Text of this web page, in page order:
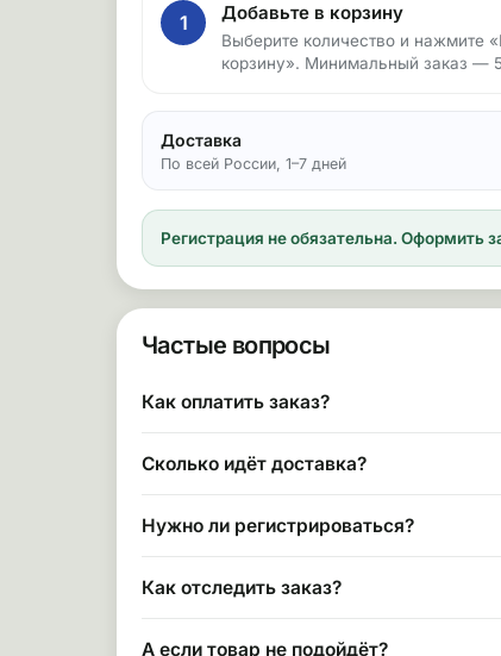
1 Добавьте в корзину
Выберите количество и нажмите
корзину». Минимальный заказ —
Доставка
По всей России, 1–7 дней
Регистрация не обязательна. Оформить
Частые вопросы
Как оплатить заказ?
Сколько идёт доставка?
Нужно ли регистрироваться?
Как отследить заказ?
А если товар не подойдёт?